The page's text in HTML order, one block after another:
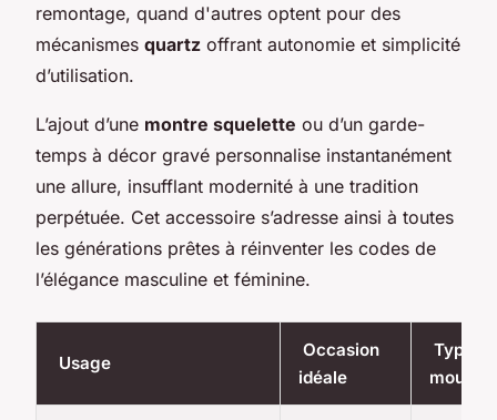
remontage, quand d'autres optent pour des
mécanismes quartz offrant autonomie et simplicité
d’utilisation.
L’ajout d’une montre squelette ou d’un garde-
temps à décor gravé personnalise instantanément
une allure, insufflant modernité à une tradition
perpétuée. Cet accessoire s’adresse ainsi à toutes
les générations prêtes à réinventer les codes de
l’élégance masculine et féminine.
Usage
Occasion
idéale
Type de